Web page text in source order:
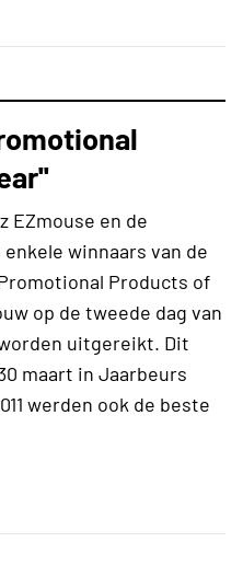
EZmouse en de
winnaars van de
Products of
op de tweede dag van
uitgereikt. Dit
maart in Jaarbeurs
werden ook de beste